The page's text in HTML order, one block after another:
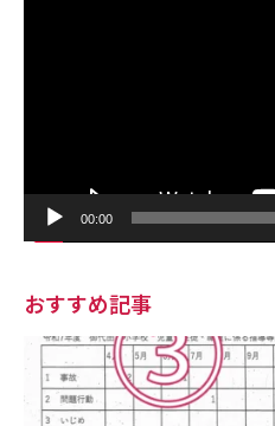
00:00
おすすめ記事